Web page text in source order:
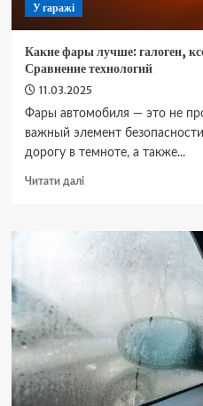
У гаражі
Какие фары лучше: галоген,
Сравнение технологий
11.03.2025
Фары автомобиля — это не
важный элемент
дорогу в темноте, а также...
Читати даліДокладніше
фары
Сравнение
технологий